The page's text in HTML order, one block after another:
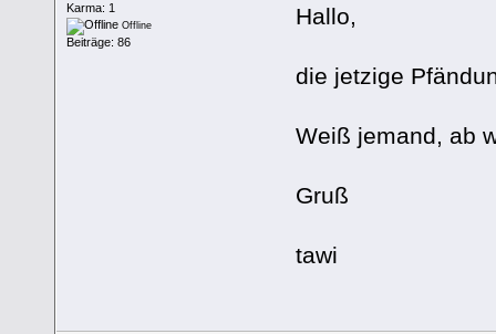
Karma: 1
Offline
Beiträge: 86
Hallo,
die jetzige
Weiß jemand, ab
Gruß
tawi